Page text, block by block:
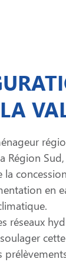
Région
la
en
réseaux